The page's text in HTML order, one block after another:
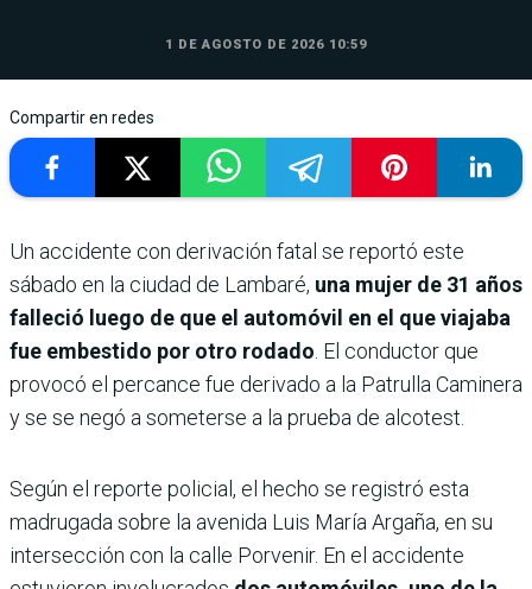
1 DE AGOSTO DE 2026 10:59
Compartir en redes
Un accidente con derivación fatal se reportó este
sábado en la ciudad de Lambaré, una mujer de 31 años
falleció luego de que el automóvil en el que viajaba
fue embestido por otro rodado . El conductor que
provocó el percance fue derivado a la Patrulla Caminera
y se se negó a someterse a la prueba de alcotest.
Según el reporte policial, el hecho se registró esta
madrugada sobre la avenida Luis María Argaña, en su
intersección con la calle Porvenir. En el accidente